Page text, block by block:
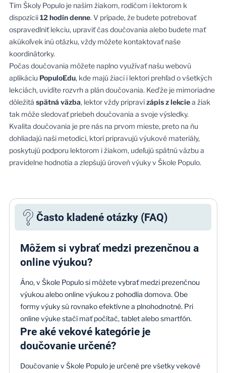
Tím Školy Populo je našim žiakom, rodičom i lektorom k
dispozícii12 hodín denne. V prípade, že budete potrebovať
ospravedlniť lekciu, upraviť čas doučovania alebo budete mať
akúkoľvek inú otázku, vždy môžete kontaktovať naše
koordinátorky.
Počas doučovania môžete naplno využívať našu webovú
aplikáciu PopuloEdu, kde majú žiaci i lektori prehľad o všetkých
lekciách, uvidíte rozvrh a plán doučovania. Keďže je mimoriadne
dôležitá spätná väzba, lektor vždy pripravízápis z lekciea žiak
tak môže sledovať priebeh doučovania a svoje výsledky.
Kvalita doučovania je pre nás na prvom mieste, preto na ňu
dohliadajú naši metodici, ktorí pripravujú výukové materiály,
poskytujú podporu lektorom i žiakom, udeľujú spätnú väzbu a
pravidelne hodnotia a zlepšujú úroveň výuky v Škole Populo.
Často kladené otázky (FAQ)
Môžem si vybrať medzi prezenčnou a
online výukou?
Áno, v Škole Populo si môžete vybrať medzi prezenčnou
výukou alebo online výukou z pohodlia domova. Obe
formy výuky sú rovnako efektívne a plnohodnotné. Pri
online výuke stačí mať počítač, tablet alebo smartfón.
Pre aké vekové kategórie je
doučovanie určené?
Doučovanie v Škole Populo je určené pre všetky vekové